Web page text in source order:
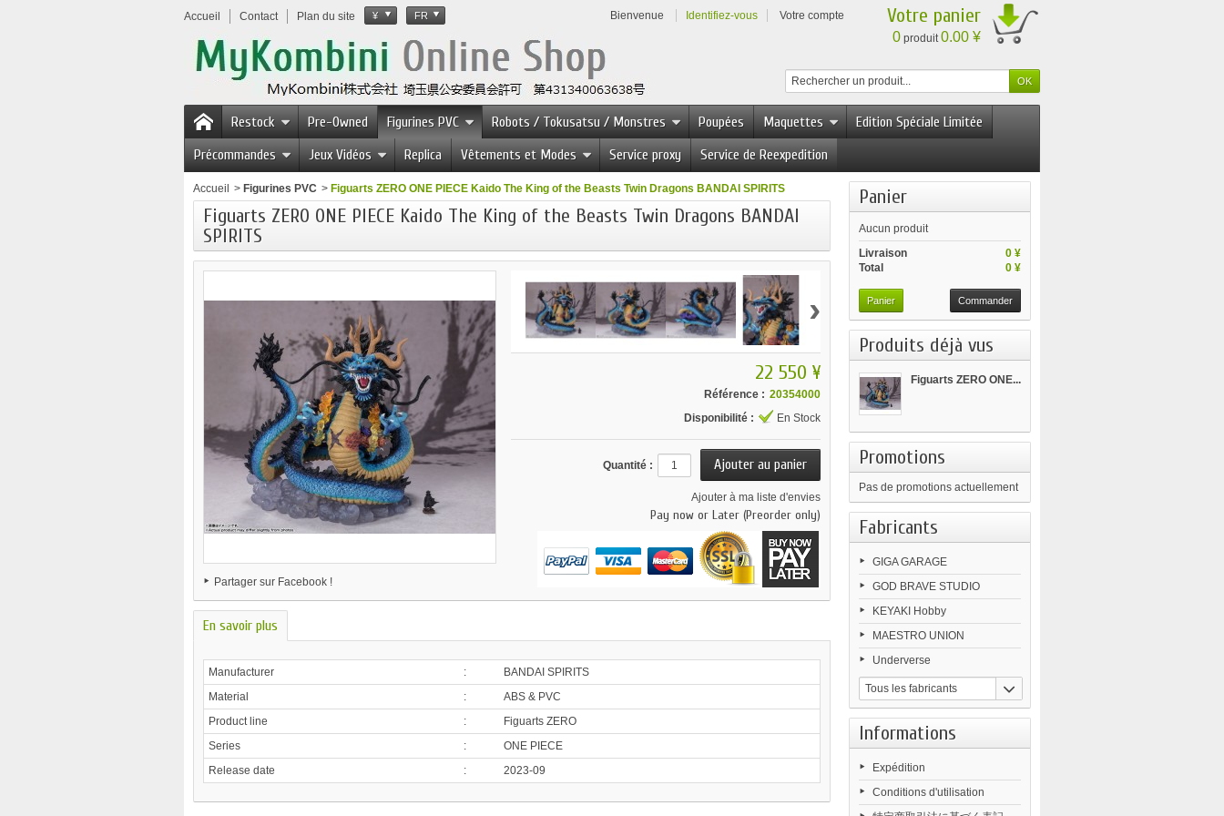
Accueil Contact Plan du site ¥ FR Bienvenue Identifiez-vous Votre compte Votre panier
0 produit0.00 ¥
Restock Pre-Owned Figurines PVC Robots / Tokusatsu / Monstres Poupées Maquettes
Edition Spéciale Limitée
Précommandes
Jeux Vidéos Replica Vêtements et Modes Service proxy Service de Reexpedition
Accueil > Figurines PVC > Figuarts ZERO ONE PIECE Kaido The King of the Beasts Twin Dragons BANDAI SPIRITS
Figuarts ZERO ONE PIECE Kaido The King of the Beasts Twin Dragons BANDAI
SPIRITS
Partager sur Facebook !
›
22 550 ¥
Référence : 20354000
Disponibilité :
En Stock
Quantité :
Ajouter à ma liste d'envies
Pay now or Later (Preorder only)
En savoir plus
Manufacturer :
BANDAI SPIRITS
Material
:
ABS & PVC
Product line
:
Figuarts ZERO
Series
:
ONE PIECE
Release date
: 2023-09
Panier
Aucun produit
0 ¥
Livraison
0 ¥
Total
Panier Commander
Produits déjà vus
Figuarts ZERO ONE...
Promotions
Pas de promotions actuellement
Fabricants
GIGA GARAGE
GOD BRAVE STUDIO
KEYAKI Hobby
MAESTRO UNION
Underverse
Tous les fabricants
Informations
Expédition
Conditions d'utilisation